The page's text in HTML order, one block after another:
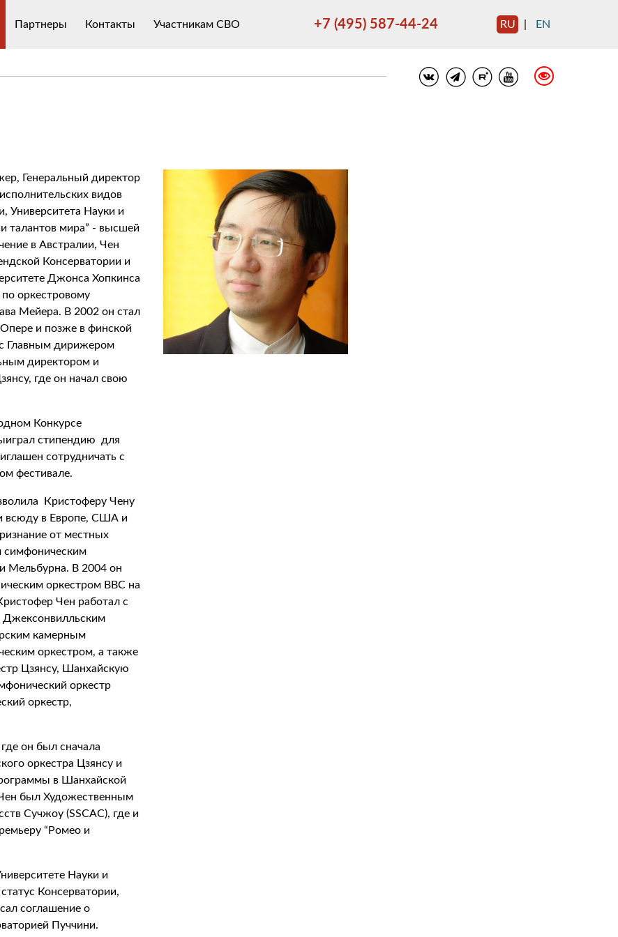
Партнеры Контакты Участникам СВО +7 (495) 587-44-24 RU EN
Генеральный директор
видов
Университета Науки и
талантов мира” - высшей
в Австралии, Чен
Консерватории и
Джонса Хопкинса
оркестровому
Мейера. В 2002 он стал
и позже в финской
Главным дирижером
директором и
где он начал свою
Конкурсе
стипендию для
сотрудничать с
фестивале.
Кристоферу Чену
всюду в Европе, США и
от местных
симфоническим
Мельбурна. В 2004 он
оркестром BBC на
Чен работал с
Джексонвилльским
камерным
оркестром, а также
Цзянсу, Шанхайскую
оркестр
оркестр,
он был сначала
оркестра Цзянсу и
в Шанхайской
был Художественным
Сучжоу (SSCAC), где и
“Ромео и
Науки и
Консерватории,
соглашение о
Пуччини.